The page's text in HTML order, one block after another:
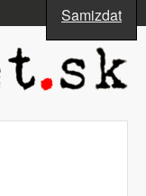
Samizdat